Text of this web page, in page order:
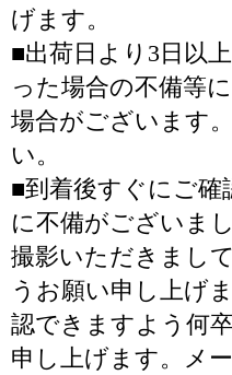
げます。
■出荷日より3日以
った場合の不備等
場合がございます
い。
■到着後すぐにご
に不備がございま
撮影いただきまし
うお願い申し上げ
認できますよう何
申し上げます。メ